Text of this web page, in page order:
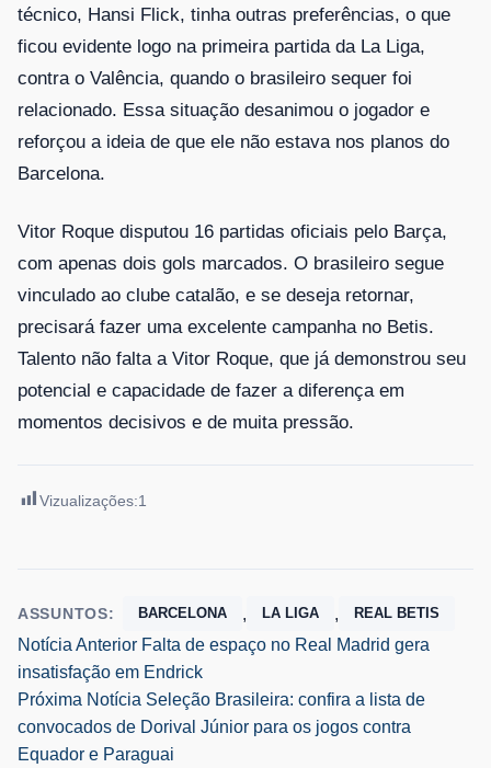
técnico, Hansi Flick, tinha outras preferências, o que
ficou evidente logo na primeira partida da La Liga,
contra o Valência, quando o brasileiro sequer foi
relacionado. Essa situação desanimou o jogador e
reforçou a ideia de que ele não estava nos planos do
Barcelona.
Vitor Roque disputou 16 partidas oficiais pelo Barça,
com apenas dois gols marcados. O brasileiro segue
vinculado ao clube catalão, e se deseja retornar,
precisará fazer uma excelente campanha no Betis.
Talento não falta a Vitor Roque, que já demonstrou seu
potencial e capacidade de fazer a diferença em
momentos decisivos e de muita pressão.
Vizualizações:1
ASSUNTOS: BARCELONA , LA LIGA , REAL BETIS
Navegação
de
Post
Notícia Anterior Falta de espaço no Real Madrid gera
insatisfação em Endrick
Próxima Notícia Seleção Brasileira: confira a lista de
convocados de Dorival Júnior para os jogos contra
Equador e Paraguai